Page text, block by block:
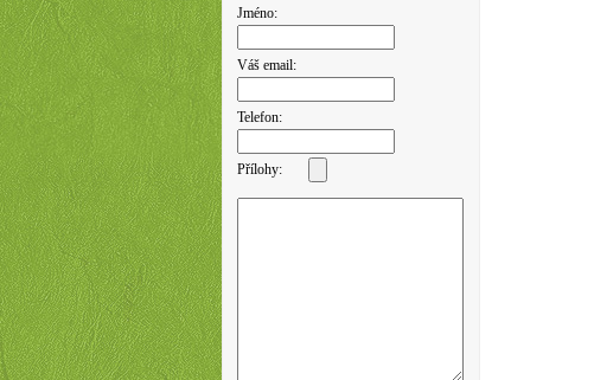
Jméno:
Váš email:
Telefon:
Přílohy: